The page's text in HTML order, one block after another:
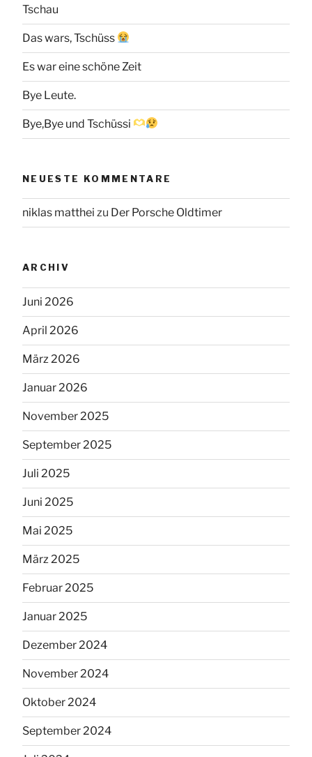
Tschau
Das wars, Tschüss
Es war eine schöne Zeit
Bye Leute.
Bye,Bye und Tschüssi
NEUESTE KOMMENTARE
niklas matthei zu Der Porsche Oldtimer
ARCHIV
Juni 2026
April 2026
März 2026
Januar 2026
November 2025
September 2025
Juli 2025
Juni 2025
Mai 2025
März 2025
Februar 2025
Januar 2025
Dezember 2024
November 2024
Oktober 2024
September 2024